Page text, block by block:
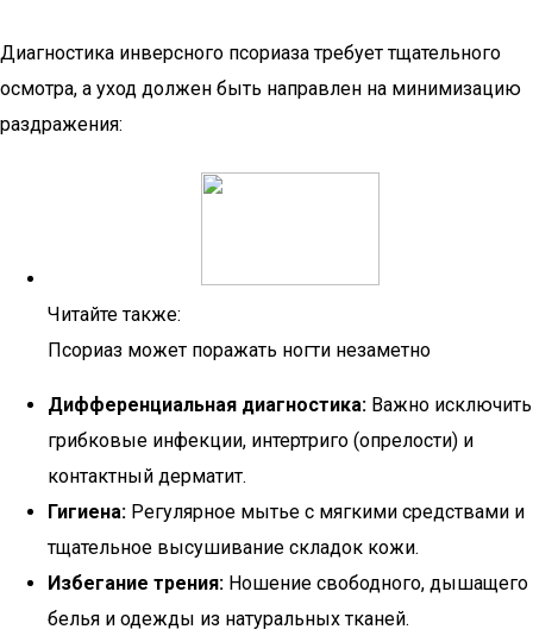
Диагностика инверсного псориаза требует тщательного
осмотра, а уход должен быть направлен на минимизацию
раздражения:
Читайте также:
Псориаз может поражать ногти незаметно
Дифференциальная диагностика: Важно исключить
грибковые инфекции, интертриго (опрелости) и
контактный дерматит.
Гигиена: Регулярное мытье с мягкими средствами и
тщательное высушивание складок кожи.
Избегание трения: Ношение свободного, дышащего
белья и одежды из натуральных тканей.